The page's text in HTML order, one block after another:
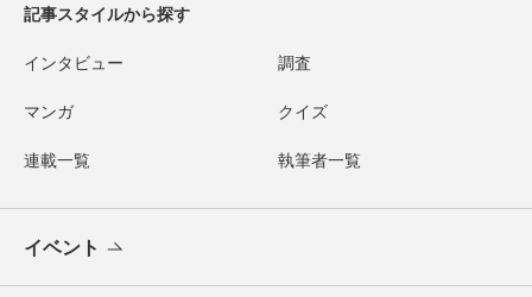
記事スタイルから探す
インタビュー 調査
マンガ クイズ
連載一覧 執筆者一覧
イベント